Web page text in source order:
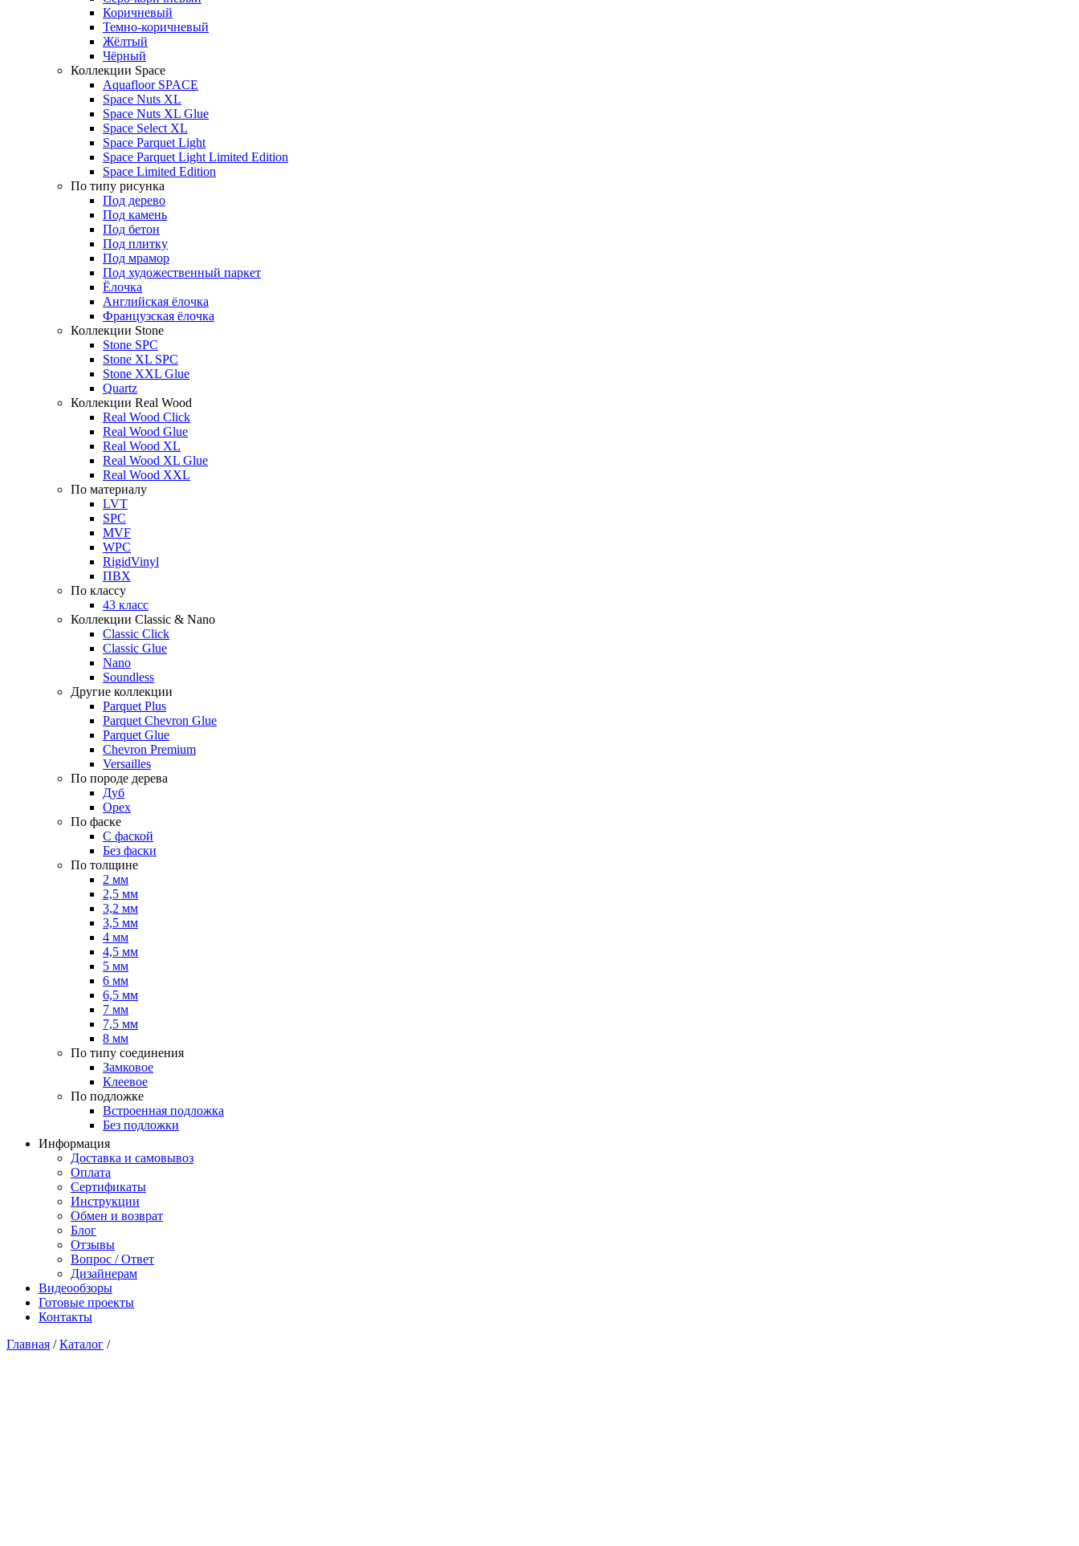
Коричневый
Темно-коричневый
Жёлтый
Чёрный
Коллекции Space
Aquafloor SPACE
Space Nuts XL
Space Nuts XL Glue
Space Select XL
Space Parquet Light
Space Parquet Light Limited Edition
Space Limited Edition
По типу рисунка
Под дерево
Под камень
Под бетон
Под плитку
Под мрамор
Под художественный паркет
Ёлочка
Английская ёлочка
Французская ёлочка
Коллекции Stone
Stone SPC
Stone XL SPC
Stone XXL Glue
Quartz
Коллекции Real Wood
Real Wood Click
Real Wood Glue
Real Wood XL
Real Wood XL Glue
Real Wood XXL
По материалу
LVT
SPC
MVF
WPC
RigidVinyl
ПВХ
По классу
43 класс
Коллекции Classic & Nano
Classic Click
Classic Glue
Nano
Soundless
Другие коллекции
Parquet Plus
Parquet Chevron Glue
Parquet Glue
Chevron Premium
Versailles
По породе дерева
Дуб
Орех
По фаске
С фаской
Без фаски
По толщине
2 мм
2,5 мм
3,2 мм
3,5 мм
4 мм
4,5 мм
5 мм
6 мм
6,5 мм
7 мм
7,5 мм
8 мм
По типу соединения
Замковое
Клеевое
По подложке
Встроенная подложка
Без подложки
Информация
Доставка и самовывоз
Оплата
Сертификаты
Инструкции
Обмен и возврат
Блог
Отзывы
Вопрос / Ответ
Дизайнерам
Видеообзоры
Готовые проекты
Контакты
Главная /Каталог /